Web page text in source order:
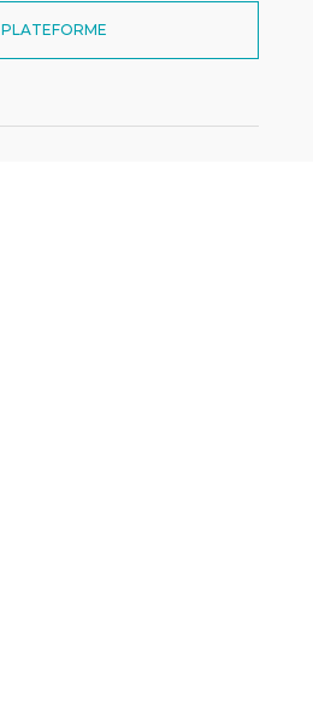
PLATEFORME